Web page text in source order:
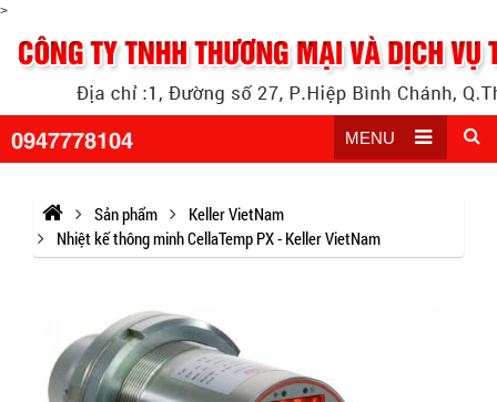
>
0947778104 MENU
Sản phẩm
Keller VietNam
Nhiệt kế thông minh CellaTemp PX - Keller VietNam